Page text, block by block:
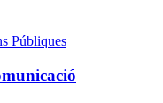
Públiques